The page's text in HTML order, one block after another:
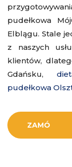
pudełkowa
Elblągu. Stale
z naszych
klientów,
Gdańsku,
pudełkowa
ZAMÓ